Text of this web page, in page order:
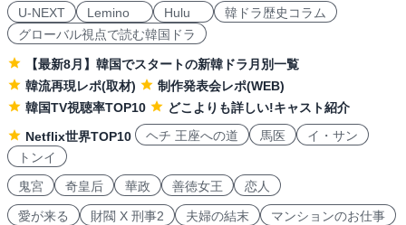
U-NEXT
Lemino Hulu
韓ドラ歴史コラム
グローバル視点で読む韓国ドラ
【最新8月】韓国でスタートの新韓ドラ月別一覧
韓流再現レポ(取材)
制作発表会レポ(WEB)
韓国TV視聴率TOP10
どこよりも詳しい!キャスト紹介
Netflix世界TOP10
ヘチ 王座への道 馬医
イ・サン
トンイ
鬼宮
奇皇后 華政 善徳女王 恋人
愛が来る 財閥 X 刑事2 夫婦の結末 マンションのお仕事